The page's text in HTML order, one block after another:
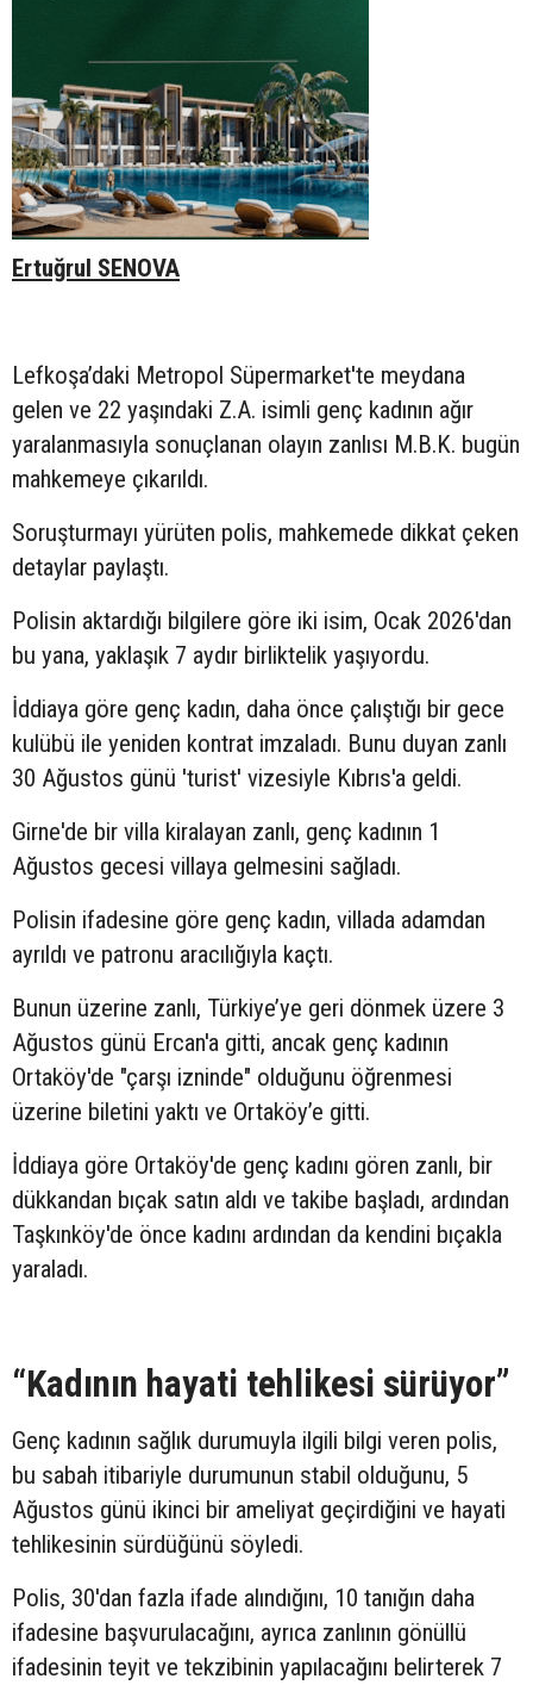
Ertuğrul SENOVA
Lefkoşa’daki Metropol Süpermarket'te meydana
gelen ve 22 yaşındaki Z.A. isimli genç kadının ağır
yaralanmasıyla sonuçlanan olayın zanlısı M.B.K. bugün
mahkemeye çıkarıldı.
Soruşturmayı yürüten polis, mahkemede dikkat çeken
detaylar paylaştı.
Polisin aktardığı bilgilere göre iki isim, Ocak 2026'dan
bu yana, yaklaşık 7 aydır birliktelik yaşıyordu.
İddiaya göre genç kadın, daha önce çalıştığı bir gece
kulübü ile yeniden kontrat imzaladı. Bunu duyan zanlı
30 Ağustos günü 'turist' vizesiyle Kıbrıs'a geldi.
Girne'de bir villa kiralayan zanlı, genç kadının 1
Ağustos gecesi villaya gelmesini sağladı.
Polisin ifadesine göre genç kadın, villada adamdan
ayrıldı ve patronu aracılığıyla kaçtı.
Bunun üzerine zanlı, Türkiye’ye geri dönmek üzere 3
Ağustos günü Ercan'a gitti, ancak genç kadının
Ortaköy'de "çarşı izninde" olduğunu öğrenmesi
üzerine biletini yaktı ve Ortaköy’e gitti.
İddiaya göre Ortaköy'de genç kadını gören zanlı, bir
dükkandan bıçak satın aldı ve takibe başladı, ardından
Taşkınköy'de önce kadını ardından da kendini bıçakla
yaraladı.
“Kadının hayati tehlikesi sürüyor”
Genç kadının sağlık durumuyla ilgili bilgi veren polis,
bu sabah itibariyle durumunun stabil olduğunu, 5
Ağustos günü ikinci bir ameliyat geçirdiğini ve hayati
tehlikesinin sürdüğünü söyledi.
Polis, 30'dan fazla ifade alındığını, 10 tanığın daha
ifadesine başvurulacağını, ayrıca zanlının gönüllü
ifadesinin teyit ve tekzibinin yapılacağını belirterek 7